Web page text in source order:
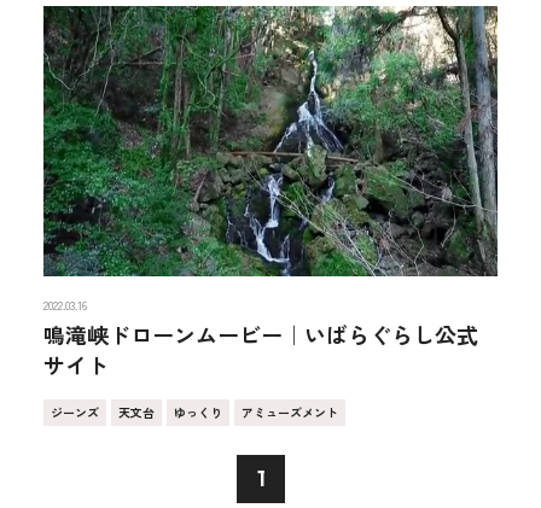
2022.03.16
鳴滝峡ドローンムービー｜いばらぐらし公式
サイト
ジーンズ 天文台 ゆっくり アミューズメント
1